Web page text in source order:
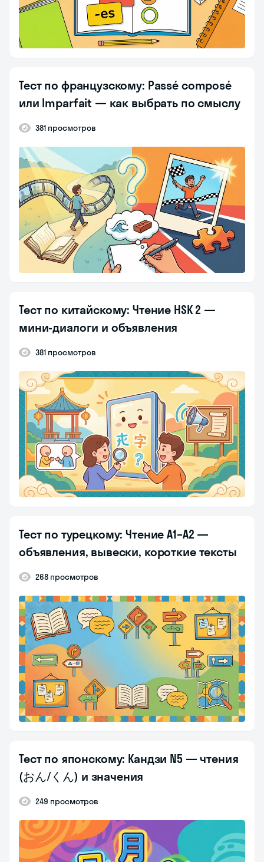
Тест по французскому: Passé composé
или Imparfait — как выбрать по смыслу
381 просмотров
Тест по китайскому: Чтение HSK 2 —
мини-диалоги и объявления
381 просмотров
Тест по турецкому: Чтение A1–A2 —
объявления, вывески, короткие тексты
268 просмотров
Тест по японскому: Кандзи N5 — чтения
(おん/くん) и значения
249 просмотров